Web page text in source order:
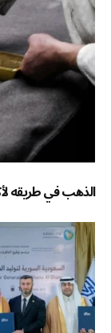
الذهب في طريقه